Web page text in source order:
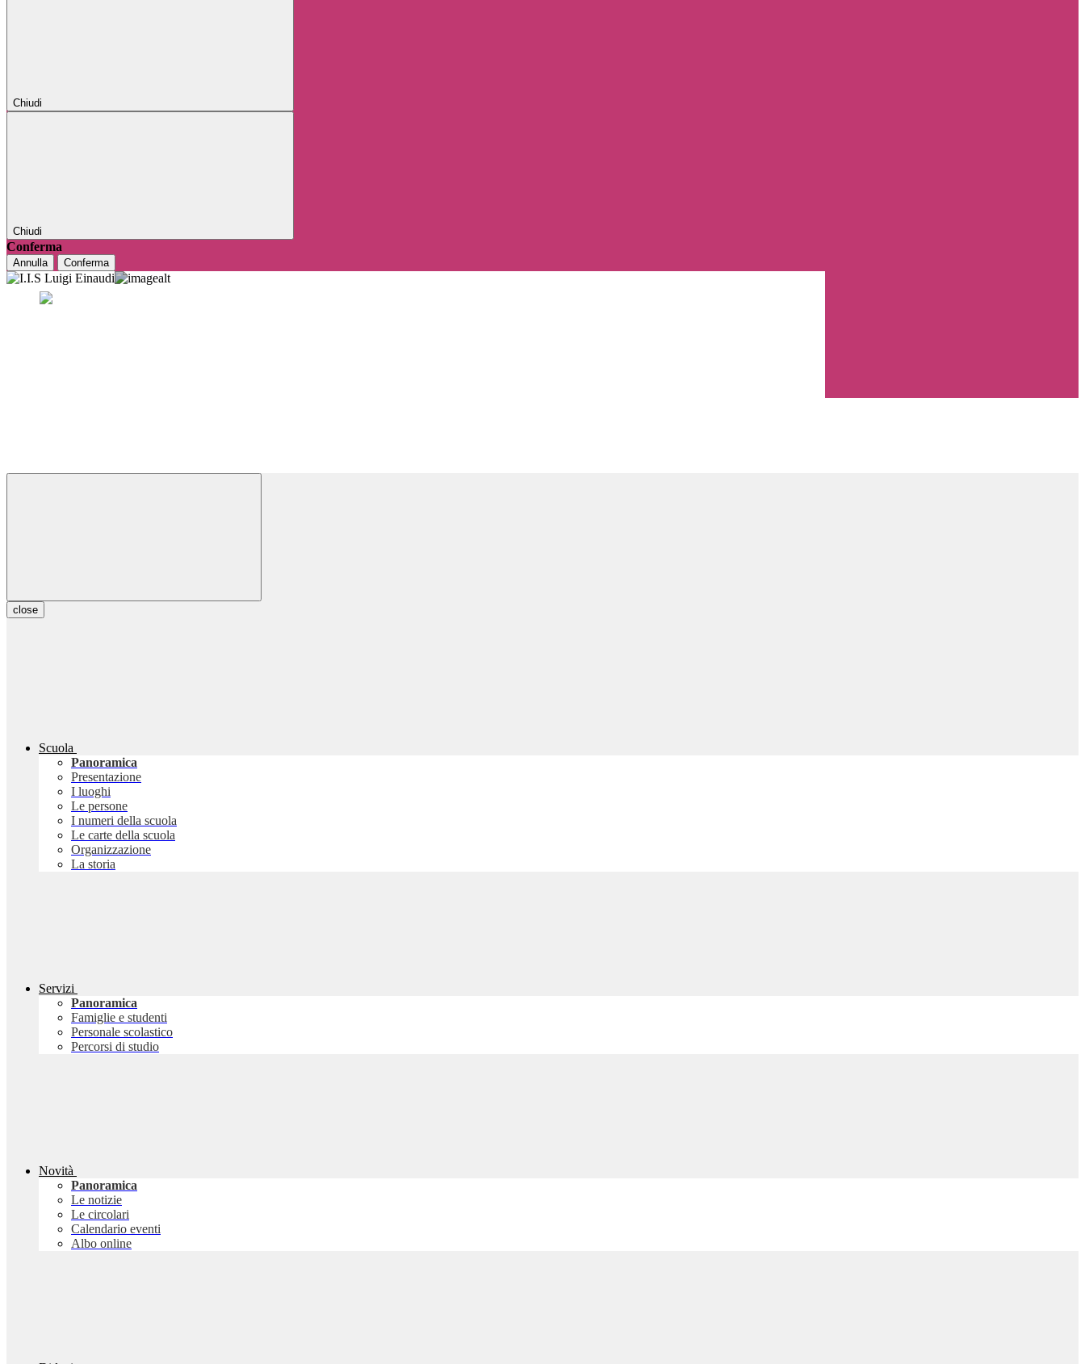
Chiudi
Chiudi
Conferma
Annulla Conferma
close
Scuola
Panoramica
Presentazione
I luoghi
Le persone
I numeri della scuola
Le carte della scuola
Organizzazione
La storia
Servizi
Panoramica
Famiglie e studenti
Personale scolastico
Percorsi di studio
Novità
Panoramica
Le notizie
Le circolari
Calendario eventi
Albo online